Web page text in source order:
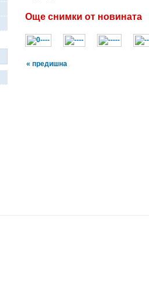
Още снимки от новината
« предишна